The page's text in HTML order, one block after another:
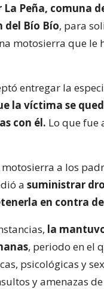
Peña, comuna
del Bío Bío, para
motosierra que le
entregar la
la víctima se
con él. Lo que fue
a los
a suministrar
en contra
la
, periodo en el
psicológicas y
y amenazas